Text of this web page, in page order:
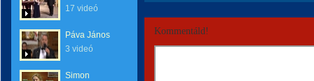
17 videó
Páva János
3 videó
Simon
Kommentáld!